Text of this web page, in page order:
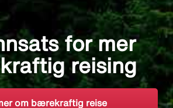
for mer
reising
om bærekraftig reise